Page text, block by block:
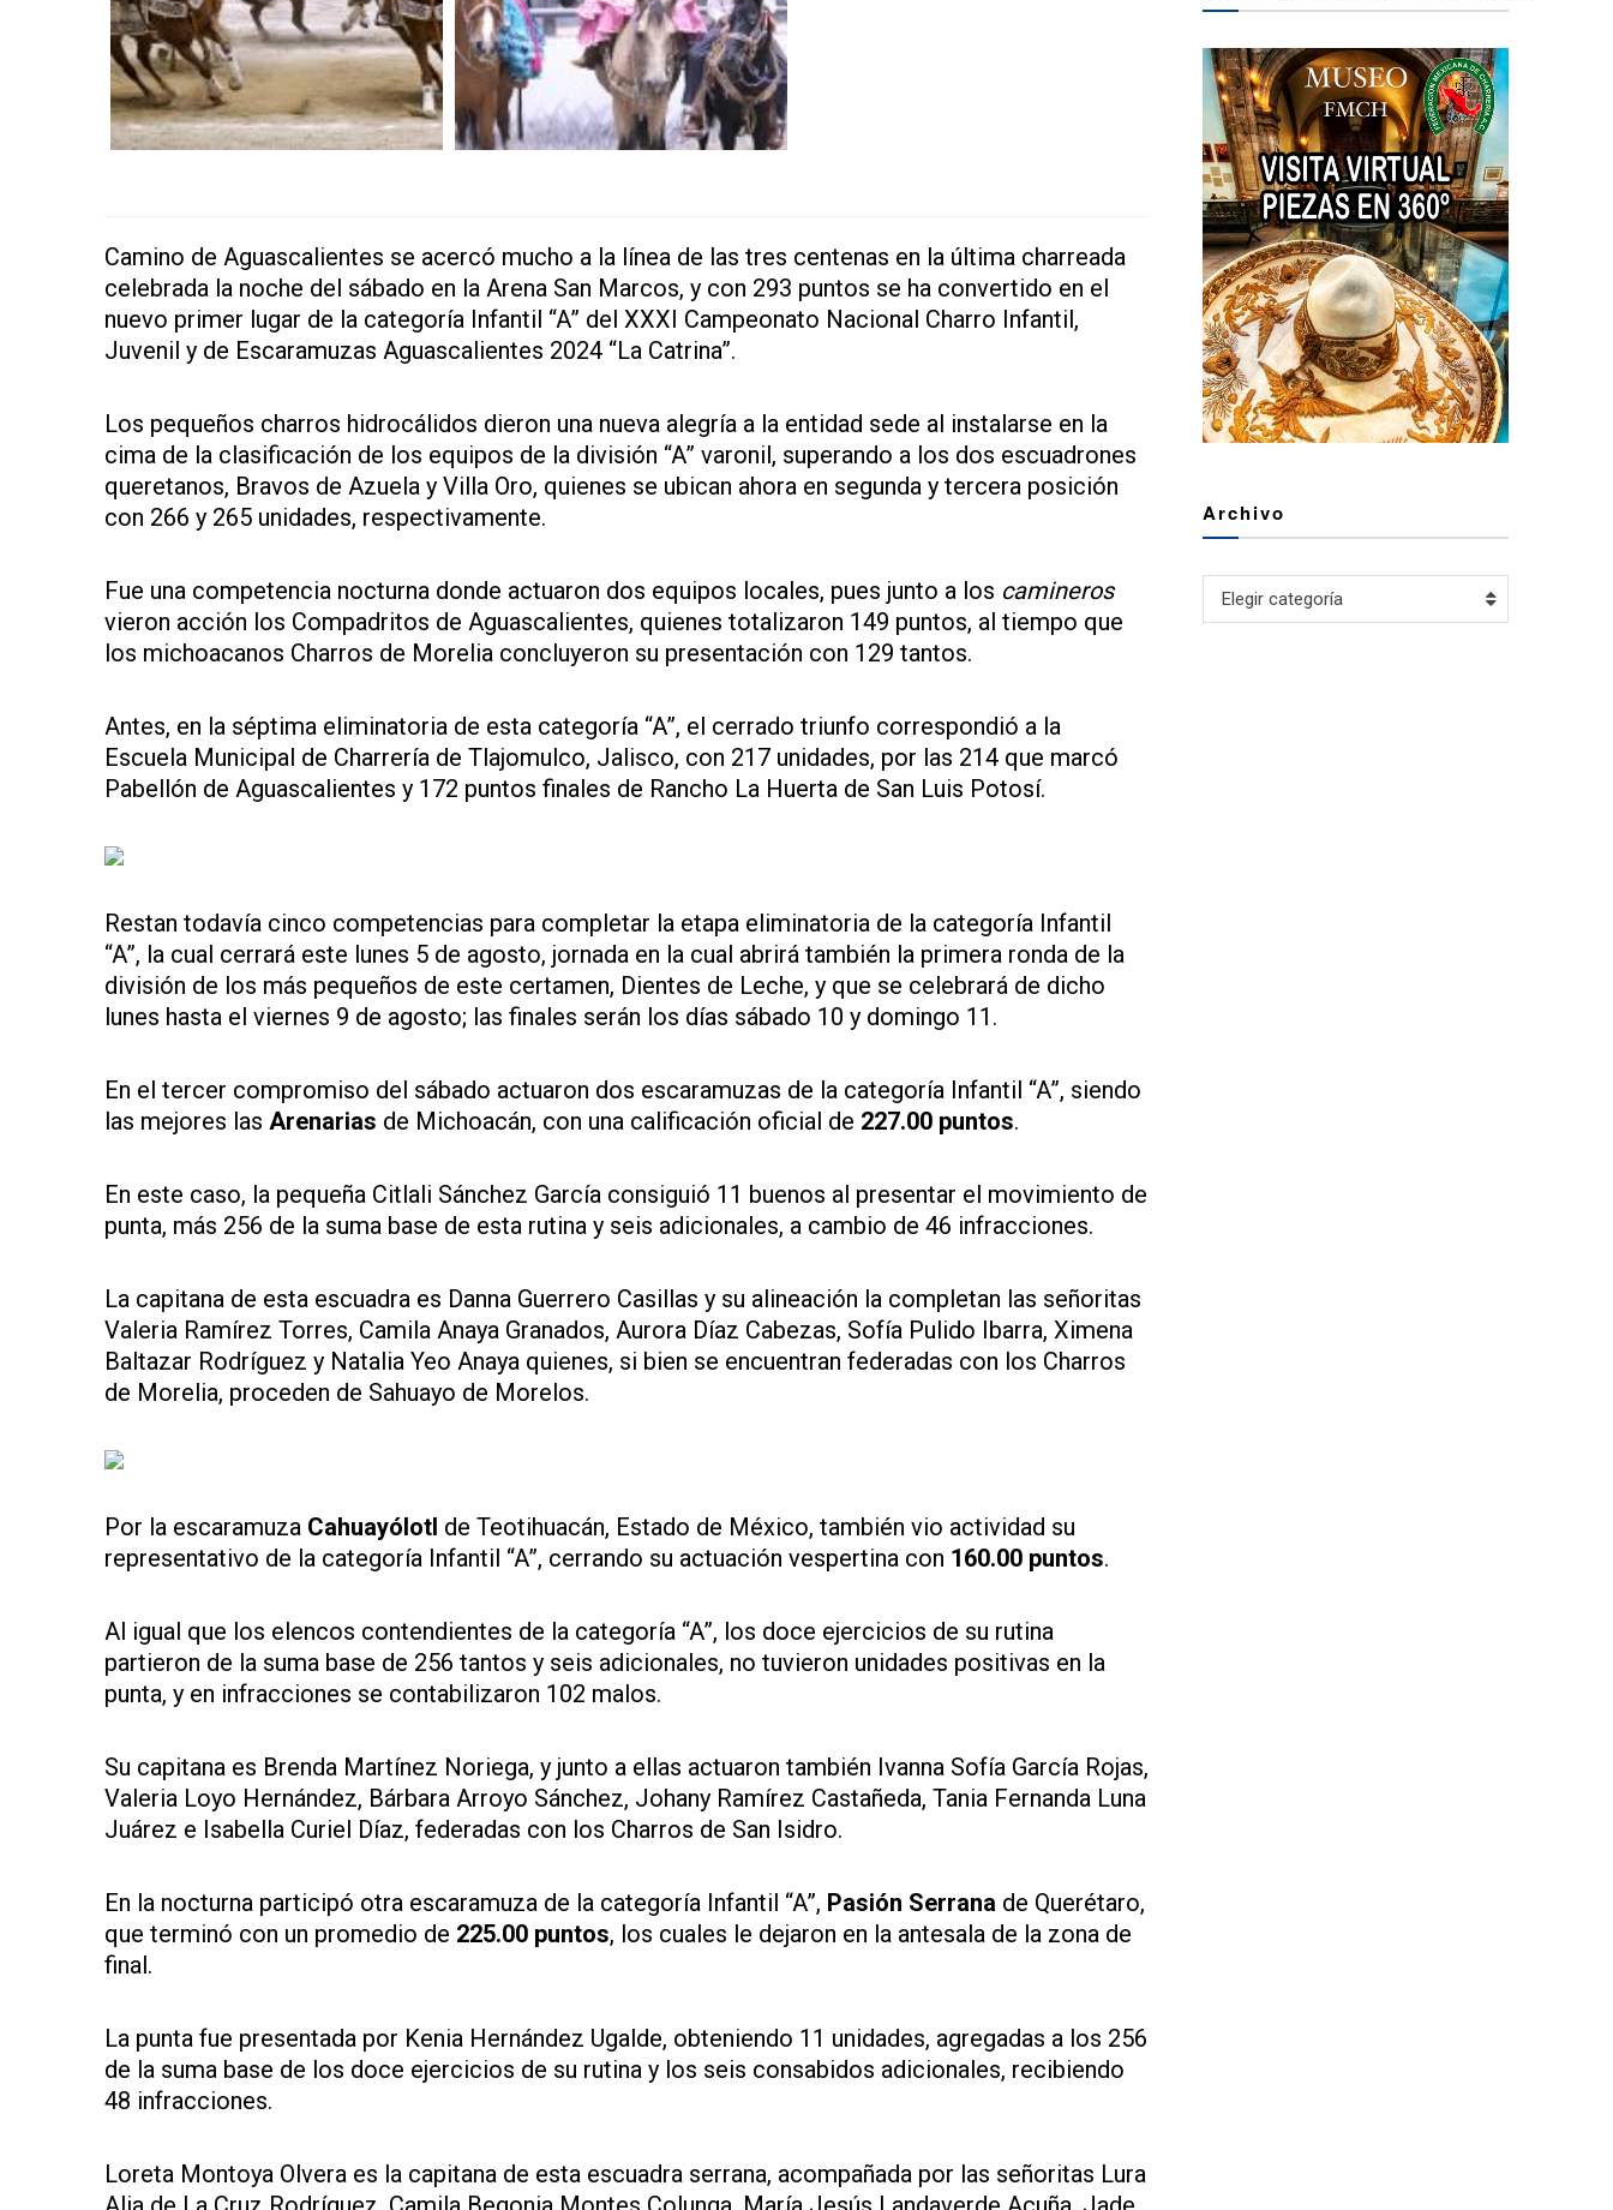
Camino de Aguascalientes se acercó mucho a la línea de las tres centenas en la última charreada
celebrada la noche del sábado en la Arena San Marcos, y con 293 puntos se ha convertido en el
nuevo primer lugar de la categoría Infantil “A” del XXXI Campeonato Nacional Charro Infantil,
Juvenil y de Escaramuzas Aguascalientes 2024 “La Catrina”.
Los pequeños charros hidrocálidos dieron una nueva alegría a la entidad sede al instalarse en la
cima de la clasificación de los equipos de la división “A” varonil, superando a los dos escuadrones
queretanos, Bravos de Azuela y Villa Oro, quienes se ubican ahora en segunda y tercera posición
con 266 y 265 unidades, respectivamente.
Fue una competencia nocturna donde actuaron dos equipos locales, pues junto a los camineros
vieron acción los Compadritos de Aguascalientes, quienes totalizaron 149 puntos, al tiempo que
los michoacanos Charros de Morelia concluyeron su presentación con 129 tantos.
Antes, en la séptima eliminatoria de esta categoría “A”, el cerrado triunfo correspondió a la
Escuela Municipal de Charrería de Tlajomulco, Jalisco, con 217 unidades, por las 214 que marcó
Pabellón de Aguascalientes y 172 puntos finales de Rancho La Huerta de San Luis Potosí.
Restan todavía cinco competencias para completar la etapa eliminatoria de la categoría Infantil
“A”, la cual cerrará este lunes 5 de agosto, jornada en la cual abrirá también la primera ronda de la
división de los más pequeños de este certamen, Dientes de Leche, y que se celebrará de dicho
lunes hasta el viernes 9 de agosto; las finales serán los días sábado 10 y domingo 11.
En el tercer compromiso del sábado actuaron dos escaramuzas de la categoría Infantil “A”, siendo
las mejores las Arenarias de Michoacán, con una calificación oficial de 227.00 puntos.
En este caso, la pequeña Citlali Sánchez García consiguió 11 buenos al presentar el movimiento de
punta, más 256 de la suma base de esta rutina y seis adicionales, a cambio de 46 infracciones.
La capitana de esta escuadra es Danna Guerrero Casillas y su alineación la completan las señoritas
Valeria Ramírez Torres, Camila Anaya Granados, Aurora Díaz Cabezas, Sofía Pulido Ibarra, Ximena
Baltazar Rodríguez y Natalia Yeo Anaya quienes, si bien se encuentran federadas con los Charros
de Morelia, proceden de Sahuayo de Morelos.
Por la escaramuza Cahuayólotl de Teotihuacán, Estado de México, también vio actividad su
representativo de la categoría Infantil “A”, cerrando su actuación vespertina con 160.00 puntos.
Al igual que los elencos contendientes de la categoría “A”, los doce ejercicios de su rutina
partieron de la suma base de 256 tantos y seis adicionales, no tuvieron unidades positivas en la
punta, y en infracciones se contabilizaron 102 malos.
Su capitana es Brenda Martínez Noriega, y junto a ellas actuaron también Ivanna Sofía García Rojas,
Valeria Loyo Hernández, Bárbara Arroyo Sánchez, Johany Ramírez Castañeda, Tania Fernanda Luna
Juárez e Isabella Curiel Díaz, federadas con los Charros de San Isidro.
En la nocturna participó otra escaramuza de la categoría Infantil “A”, Pasión Serrana de Querétaro,
que terminó con un promedio de 225.00 puntos, los cuales le dejaron en la antesala de la zona de
final.
La punta fue presentada por Kenia Hernández Ugalde, obteniendo 11 unidades, agregadas a los 256
de la suma base de los doce ejercicios de su rutina y los seis consabidos adicionales, recibiendo
48 infracciones.
Loreta Montoya Olvera es la capitana de esta escuadra serrana, acompañada por las señoritas Lura
Archivo
Archivo
Elegir categoría